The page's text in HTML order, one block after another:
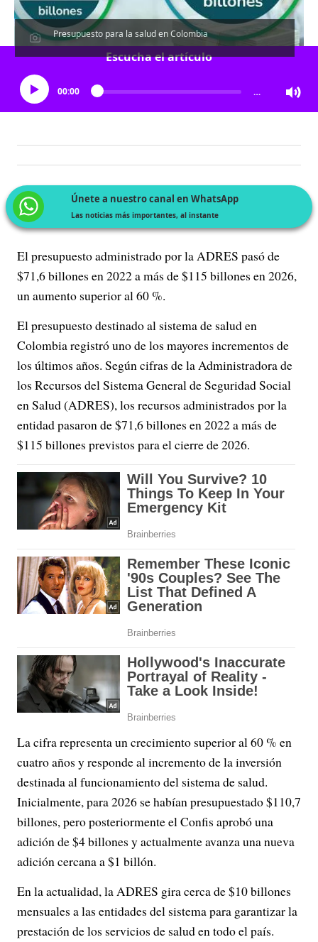
Presupuesto para la salud en Colombia
Escucha el artículo
00:00 …
Únete a nuestro canal en WhatsApp
Las noticias más importantes, al instante
El presupuesto administrado por la ADRES pasó de
$71,6 billones en 2022 a más de $115 billones en 2026,
un aumento superior al 60 %.
El presupuesto destinado al sistema de salud en
Colombia registró uno de los mayores incrementos de
los últimos años. Según cifras de la Administradora de
los Recursos del Sistema General de Seguridad Social
en Salud (ADRES), los recursos administrados por la
entidad pasaron de $71,6 billones en 2022 a más de
$115 billones previstos para el cierre de 2026.
La cifra representa un crecimiento superior al 60 % en
cuatro años y responde al incremento de la inversión
destinada al funcionamiento del sistema de salud.
Inicialmente, para 2026 se habían presupuestado $110,7
billones, pero posteriormente el Confis aprobó una
adición de $4 billones y actualmente avanza una nueva
adición cercana a $1 billón.
En la actualidad, la ADRES gira cerca de $10 billones
mensuales a las entidades del sistema para garantizar la
prestación de los servicios de salud en todo el país.